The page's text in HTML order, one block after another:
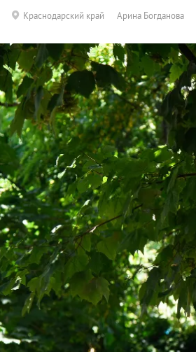
Краснодарский край Арина Богданова